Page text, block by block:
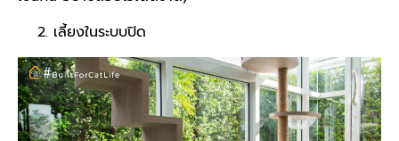
เลี้ยงในระบบปิด